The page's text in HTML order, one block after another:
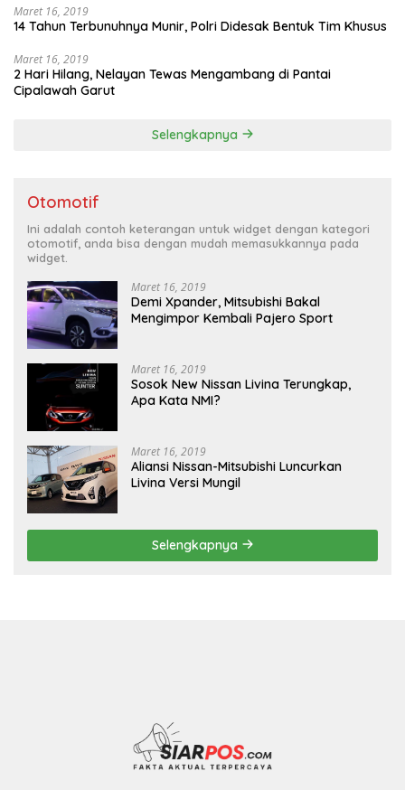
Maret 16, 2019
14 Tahun Terbunuhnya Munir, Polri Didesak Bentuk Tim Khusus
Maret 16, 2019
2 Hari Hilang, Nelayan Tewas Mengambang di Pantai
Cipalawah Garut
Selengkapnya
Otomotif
Ini adalah contoh keterangan untuk widget dengan kategori
otomotif, anda bisa dengan mudah memasukkannya pada
widget.
Maret 16, 2019
Demi Xpander, Mitsubishi Bakal
Mengimpor Kembali Pajero Sport
Maret 16, 2019
Sosok New Nissan Livina Terungkap,
Apa Kata NMI?
Maret 16, 2019
Aliansi Nissan-Mitsubishi Luncurkan
Livina Versi Mungil
Selengkapnya